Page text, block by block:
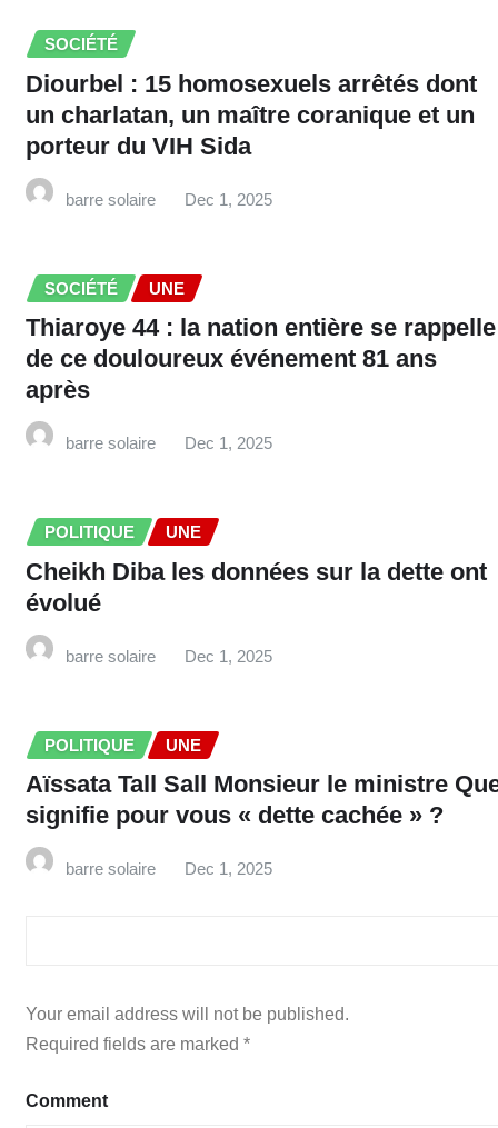
SOCIÉTÉ
Diourbel : 15 homosexuels arrêtés dont
un charlatan, un maître coranique et un
porteur du VIH Sida
barre solaire Dec 1, 2025
SOCIÉTÉ UNE
Thiaroye 44 : la nation entière se rappelle
de ce douloureux événement 81 ans
après
barre solaire Dec 1, 2025
POLITIQUE UNE
Cheikh Diba les données sur la dette ont
évolué
barre solaire Dec 1, 2025
POLITIQUE UNE
Aïssata Tall Sall Monsieur le ministre
signifie pour vous « dette cachée » ?
barre solaire Dec 1, 2025
Your email address will not be published.
Required fields are marked *
Comment